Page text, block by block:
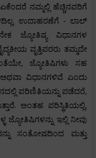
ನಮ್ಮಲ್ಲಿ ಹೆಚ್ಚಿನವರಿಗೆ
ಉದಾಹರಣೆಗೆ - ಲಾಲ್
ಜ್ಯೋತಿಷ್ಯ ವಿಧಾನಗಳ
ವೃತ್ತಿಪರರು ತಮ್ಮದೇ
ಜ್ಯೋತಿಷಿಗಳು ಸಹ
ಅಥವಾ ವಿಧಾನಗಳಿವೆ ಎಂದು
ಪರಿಣಿತಿಯನ್ನು ಪಡೆದರೆ,
ಅಂತಹ ಪರಿಸ್ಥಿತಿಯಲ್ಲಿ,
ಜ್ಯೋತಿಷಿಗಳನ್ನು ಇಲ್ಲಿ ನೀವು
ಸಂತೋಷದಿಂದ ಮತ್ತು